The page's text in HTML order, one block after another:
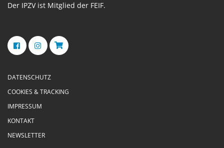
Der IPZV ist Mitglied der FEIF.
DATENSCHUTZ
COOKIES & TRACKING
IMPRESSUM
KONTAKT
NEWSLETTER